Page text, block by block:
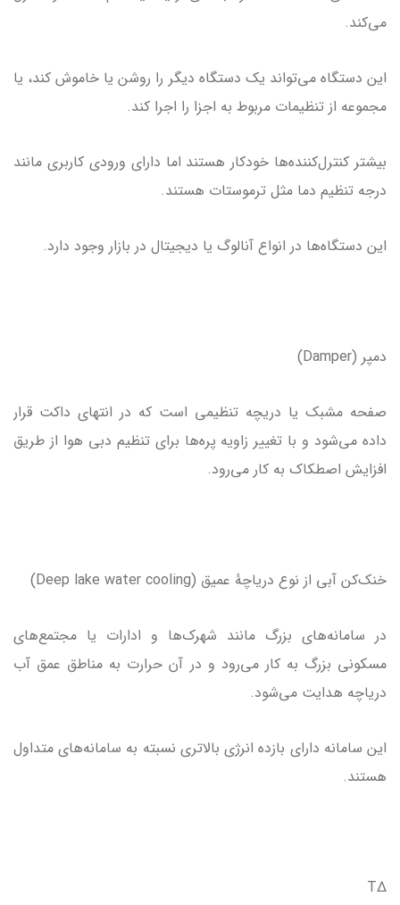
می‌کند.
این دستگاه می‌تواند یک دستگاه دیگر را روشن یا خاموش کند، یا
مجموعه از تنظیمات مربوط به اجزا را اجرا کند.
بیشتر کنترل‌کننده‌ها خودکار هستند اما دارای ورودی کاربری مانند
درجه تنظیم دما مثل ترموستات هستند.
این دستگاه‌ها در انواع آنالوگ یا دیجیتال در بازار وجود دارد.
دمپر (Damper)
صفحه مشبک یا دریچه تنظیمی است که در انتهای داکت قرار
داده می‌شود و با تغییر زاویه پره‌ها برای تنظیم دبی هوا از طریق
افزایش اصطکاک به کار می‌رود.
خنک‌کن آبی از نوع دریاچهٔ عمیق (Deep lake water cooling)
در سامانه‌های بزرگ مانند شهرک‌ها و ادارات یا مجتمع‌های
مسکونی بزرگ به کار می‌رود و در آن حرارت به مناطق عمق آب
دریاچه هدایت می‌شود.
این سامانه دارای بازده انرژی بالاتری نسبته به سامانه‌های متداول
هستند.
∆T